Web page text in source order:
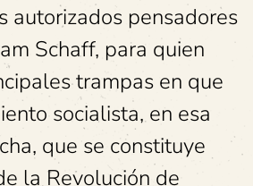
autorizados pensadores
Schaff, para quien
trampas en que
socialista, en esa
que se constituye
la Revolución de